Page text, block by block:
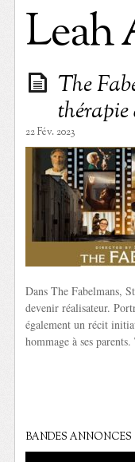
Leah
The
thérapie
22 Fév. 2023
Dans The Fabelmans,
devenir réalisateur.
également un récit
hommage à ses
BANDES ANNONCES